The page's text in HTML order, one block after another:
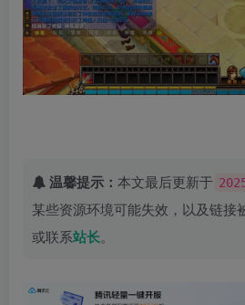
温馨提示： 本文最后更新于
某些资源环境可能失效，以及链接
或联系站长。